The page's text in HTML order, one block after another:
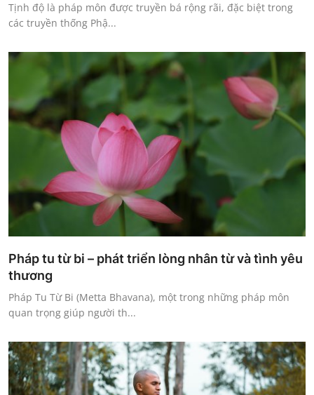
Tịnh độ là pháp môn được truyền bá rộng rãi, đặc biệt trong
các truyền thống Phậ...
Pháp tu từ bi – phát triển lòng nhân từ và tình yêu
thương
Pháp Tu Từ Bi (Metta Bhavana), một trong những pháp môn
quan trọng giúp người th...